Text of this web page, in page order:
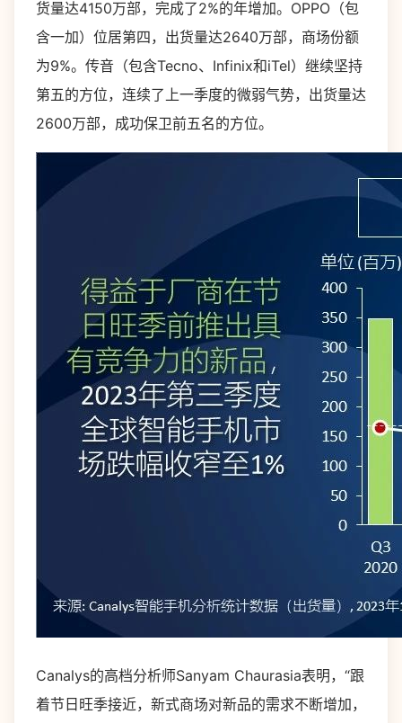
货量达4150万部，完成了2%的年增加。OPPO（包
含一加）位居第四，出货量达2640万部，商场份额
为9%。传音（包含Tecno、Infinix和iTel）继续坚持
第五的方位，连续了上一季度的微弱气势，出货量达
2600万部，成功保卫前五名的方位。
Canalys的高档分析师Sanyam Chaurasia表明，“跟
着节日旺季接近，新式商场对新品的需求不断增加，